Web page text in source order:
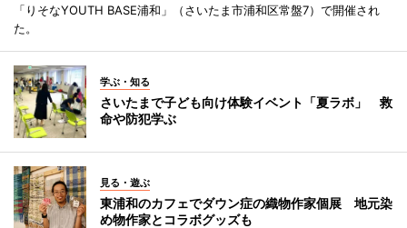
「りそなYOUTH BASE浦和」（さいたま市浦和区常盤7）で開催され
た。
学ぶ・知る
さいたまで子ども向け体験イベント「夏ラボ」 救
命や防犯学ぶ
見る・遊ぶ
東浦和のカフェでダウン症の織物作家個展 地元染
め物作家とコラボグッズも